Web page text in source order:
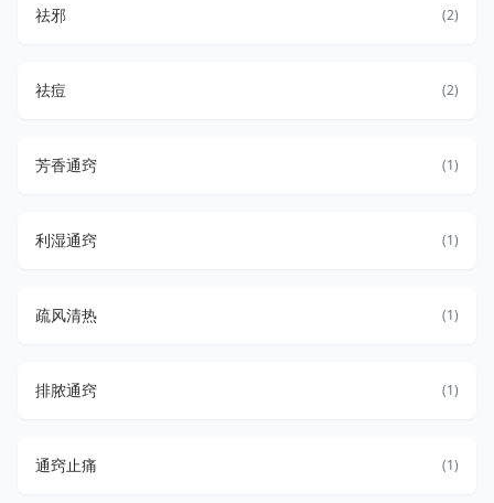
祛邪 (2)
祛痘 (2)
芳香通窍 (1)
利湿通窍 (1)
疏风清热 (1)
排脓通窍 (1)
通窍止痛 (1)